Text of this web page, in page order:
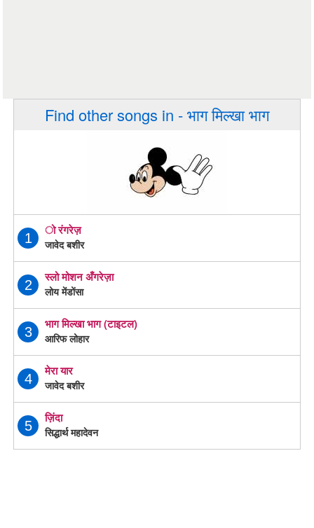
Find other songs in - भाग मिल्खा भाग
1
ो रंगरेज़
जावेद बशीर
2
स्लो मोशन अँगरेज़ा
लोय मेंडोंसा
3
भाग मिल्खा भाग (टाइटल)
आरिफ लोहार
4
मेरा यार
जावेद बशीर
5
ज़िंदा
सिद्धार्थ महादेवन